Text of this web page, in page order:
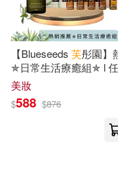
中共上海市委
中華人民共和
八路(19)
人民教育出版社
崇文書局(131)
【Blueseeds 芙彤園】
✯日常生活療癒組✯ l
噴霧30ml/瓶+滾珠精油5
美妝
$588 $876